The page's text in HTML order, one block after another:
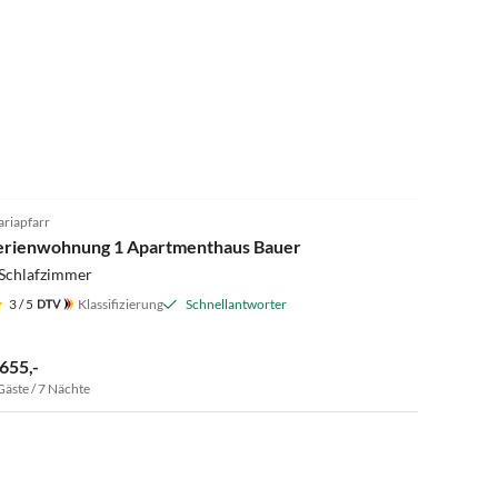
1 Apartmenthaus Bauer
3/ 5 Klassifizierung Schnellantworter
/ 7 Nächte